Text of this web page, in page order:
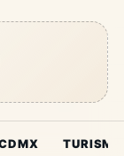
TURISMO